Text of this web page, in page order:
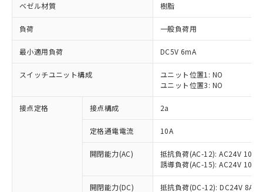
ベゼル材質 樹脂
負荷 一般負荷用
最小適用負荷 DC5V 6mA
スイッチユニット構成
ユニット位置1: NO
ユニット位置3: NO
接点定格 接点構成 2a
定格通電電流 10A
開閉能力(AC)
抵抗負荷(AC-12): AC24V 10A/
誘導負荷(AC-15): AC24V
開閉能力(DC) 抵抗負荷(DC-12): DC24V 8A/
ご利用条件
※1 対応状況
対応済み：EU RoHS指令（10物質）の
非含有に対応した製品が提供可能な商品で
対応予定：EU RoHS指令（10物質）の非含
有に対応した製品に切り替える予定のある